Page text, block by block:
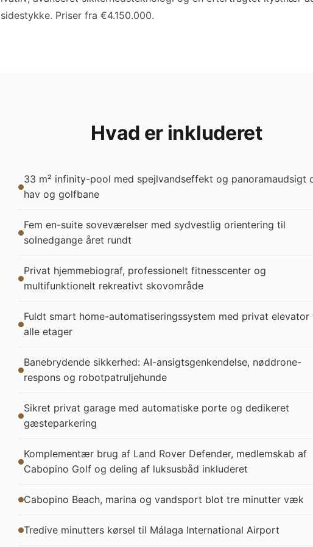
Priser fra €4.150.000.
Hvad er inkluderet
33 m² infinity-pool med spejlvandseffekt og panoramaudsigt
hav og golfbane
Fem en-suite soveværelser med sydvestlig orientering til
solnedgange året rundt
Privat hjemmebiograf, professionelt fitnesscenter og
multifunktionelt rekreativt skovområde
Fuldt smart home-automatiseringssystem med privat elevator
alle etager
Banebrydende sikkerhed: AI-ansigtsgenkendelse, nøddrone-
respons og robotpatruljehunde
Sikret privat garage med automatiske porte og dedikeret
gæsteparkering
Komplementær brug af Land Rover Defender, medlemskab af
Cabopino Golf og deling af luksusbåd inkluderet
Cabopino Beach, marina og vandsport blot tre minutter væk
Tredive minutters kørsel til Málaga International Airport